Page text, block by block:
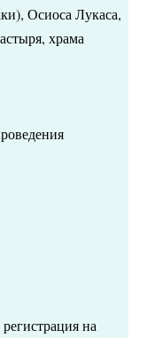
Осиоса Лукаса,
храма
на